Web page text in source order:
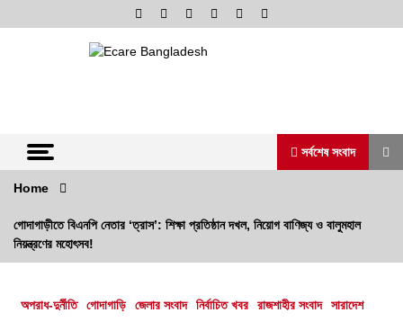
to
সর্বশেষ সংবাদ
সর্বশেষ সংবাদ
৭ আগস্ট, ২০২৬, ৬:৩২ অপরাহ্ন
Home
গোদাগাড়ীতে বিএনপি নেতার ‘ত্রাস’: শিক্ষা প্রতিষ্ঠান দখল, নিয়োগ বাণিজ্য ও বালুমহাল
নিয়ন্ত্রণের মহোৎসব!
অপরাধ-দুর্নীতি গোদাগাড়ি জেলার সংবাদ নির্বাচিত খবর রাজশাহীর সংবাদ সারাদেশ